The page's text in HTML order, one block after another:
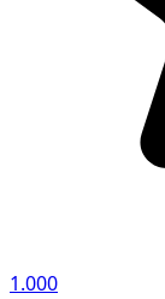
1.000